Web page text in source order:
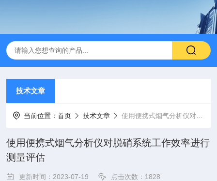
技术文章
当前位置：首页 技术文章 使用便携式烟气分析仪对脱硝系统工作效率进行测量评估
使用便携式烟气分析仪对脱硝系统工作效率进行
测量评估
更新时间：2023-07-19 点击次数：1828